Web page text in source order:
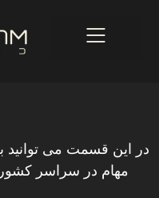
در این قسمت می توانید
مهام در سراسر کشور